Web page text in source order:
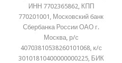
ИНН 7702365862, КПП
770201001, Московский банк
Сбербанка России ОАО г.
Москва, р/с
40703810538260101068, к/с
30101810400000000225, БИК